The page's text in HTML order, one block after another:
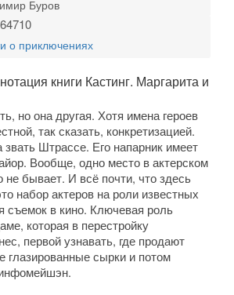
Буров
о приключениях
книги Кастинг. Маргарита и
но она другая. Хотя имена героев
так сказать, конкретизацией.
Штрассе. Его напарник имеет
Вообще, одно место в актерском
не бывает. И всё почти, что здесь
набор актеров на роли известных
съемок в кино. Ключевая роль
которая в перестройку
первой узнавать, где продают
сырки и потом